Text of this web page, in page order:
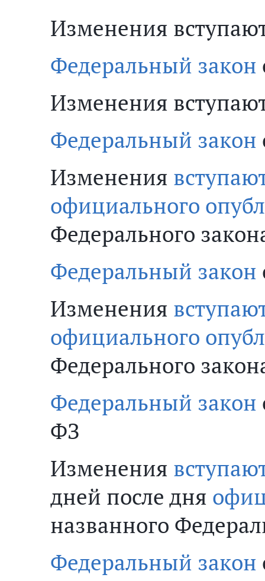
Изменения
Федеральный закон
Изменения
Федеральный закон
Изменения
официального
Федерального
Федеральный закон
Изменения
официального
Федерального
Федеральный закон
ФЗ
Изменения
дней после дня
названного
Федеральный закон